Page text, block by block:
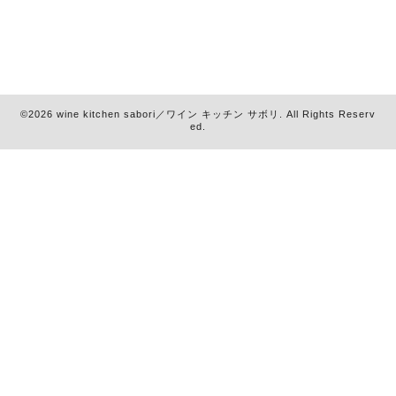
©2026 wine kitchen sabori／ワイン キッチン サボリ
. All Rights Reserv
ed.